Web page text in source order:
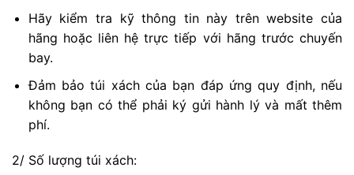
Hãy kiểm tra kỹ thông tin này trên website của
hãng hoặc liên hệ trực tiếp với hãng trước chuyến
bay.
Đảm bảo túi xách của bạn đáp ứng quy định, nếu
không bạn có thể phải ký gửi hành lý và mất thêm
phí.
2/ Số lượng túi xách: